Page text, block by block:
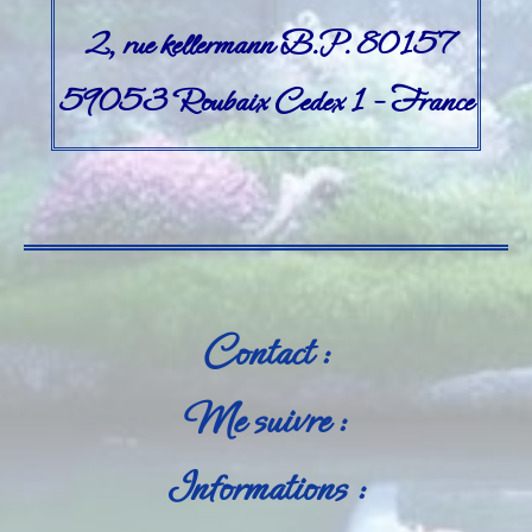
2, rue kellermann B.P. 80157
59053 Roubaix Cedex 1 – France
Contact :
Me suivre :
Informations :